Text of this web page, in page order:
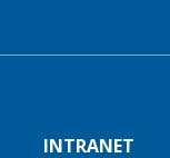
INTRANET